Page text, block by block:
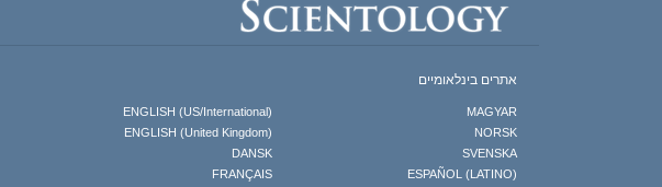
אתרים בינלאומיים
ENGLISH (US/International)
ENGLISH (United Kingdom)
DANSK
FRANÇAIS
MAGYAR
NORSK
SVENSKA
ESPAÑOL (LATINO)